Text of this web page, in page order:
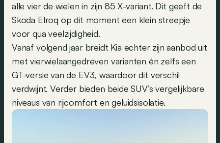
alle vier de wielen in zijn 85 X-variant. Dit geeft de
Skoda Elroq op dit moment een klein streepje
voor qua veelzijdigheid.
Vanaf volgend jaar breidt Kia echter zijn aanbod uit
met vierwielaangedreven varianten én zelfs een
GT-versie van de EV3, waardoor dit verschil
verdwijnt. Verder bieden beide SUV’s vergelijkbare
niveaus van rijcomfort en geluidsisolatie.